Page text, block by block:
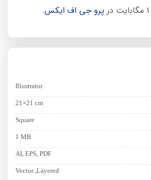
پرو جی اف ایکس.
Illustrator
21×21 cm
Square
1 MB
AI, EPS, PDF
Vector ,Layered